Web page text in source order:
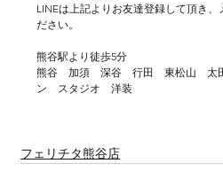
LINEは上記よりお友達登録して頂き、
ださい。
熊谷駅より徒歩5分
熊谷　加須　深谷　行田　東松山　
ン　スタジオ　洋装
フェリチタ熊谷店